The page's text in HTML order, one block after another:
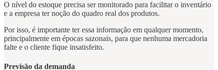
O nível do estoque precisa ser monitorado para facilitar o inventário
e a empresa ter noção do quadro real dos produtos.
Por isso, é importante ter essa informação em qualquer momento,
principalmente em épocas sazonais, para que nenhuma mercadoria
falte e o cliente fique insatisfeito.
Previsão da demanda